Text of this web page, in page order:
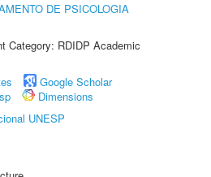
DE PSICOLOGIA
Category: RDIDP Academic
Google Scholar
Dimensions
UNESP